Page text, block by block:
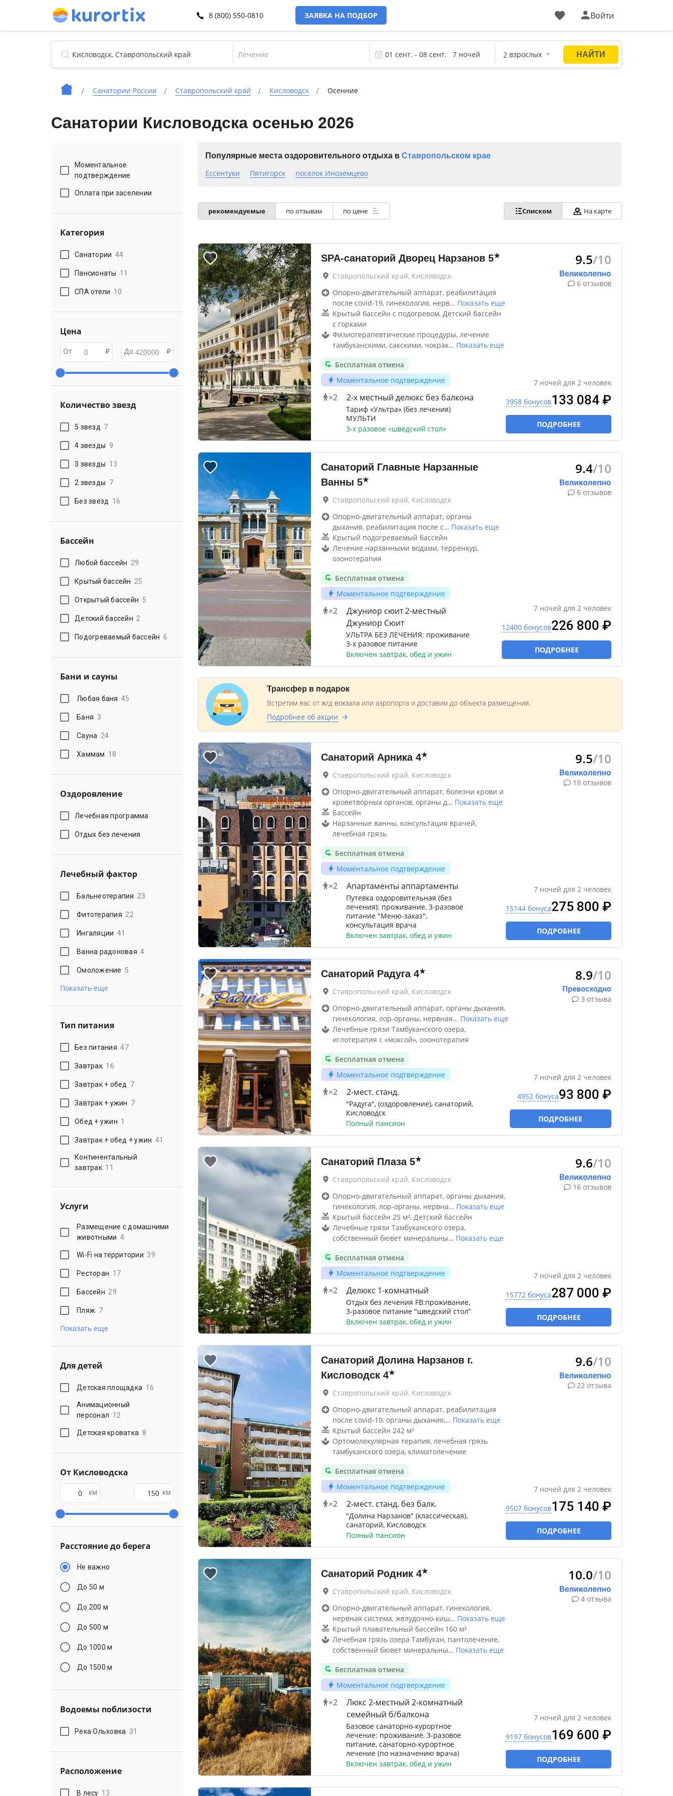
8 (800) 550-0810 ЗАЯВКА НА ПОДБОР Войти
Лечение
Санатории России Ставропольский край Кисловодск Осенние
Санатории Кисловодска осенью 2026
Моментальное
подтверждение
Оплата при заселении
Категория
Санатории 44
Пансионаты 11
СПА отели 10
Цена
От ₽ До ₽
Количество звезд
5 звезд 7
4 звезды 9
3 звезды 13
2 звезды 7
Без звезд 16
Бассейн
Любой бассейн 29
Крытый бассейн 25
Открытый бассейн 5
Детский бассейн 2
Подогреваемый бассейн 6
Бани и сауны
Любая баня 45
Баня 3
Сауна 24
Хаммам 18
Оздоровление
Лечебная программа
Отдых без лечения
Лечебный фактор
Бальнеотерапия 23
Фитотерапия 22
Ингаляции 41
Ванна радоновая 4
Омоложение 5
Показать еще
Тип питания
Без питания 47
Завтрак 16
Завтрак + обед 7
Завтрак + ужин 7
Обед + ужин 1
Завтрак + обед + ужин 41
Континентальный
завтрак 11
Услуги
Размещение с домашними
животными 4
Wi-Fi на территории 39
Ресторан 17
Бассейн 29
Пляж 7
Показать еще
Для детей
Детская площадка 16
Анимационный
персонал 12
Детская кроватка 8
От Кисловодска
км км
Расстояние до берега
Не важно
До 50 м
До 200 м
До 500 м
До 1000 м
До 1500 м
Водоемы поблизости
Река Ольховка 31
Расположение
В лесу 13
Популярные места оздоровительного отдыха в Ставропольском крае
Ессентуки Пятигорск поселок Иноземцево
рекомендуемые по отзывам по цене Списком На карте
SPA-санаторий Дворец Нарзанов 5★
Ставропольский край, Кисловодск
Опорно-двигательный аппарат, реабилитация
после covid-19, гинекология, нерв… Показать еще
Крытый бассейн с подогревом, Детский бассейн
с горками
Физиотерапевтические процедуры, лечение
тамбуканскими, сакскими, чокрак… Показать еще
Бесплатная отмена
Моментальное подтверждение
×2 2-x местный делюкс без балкона
Тариф «Ультра» (без лечения)
МУЛЬТИ
3-х разовое «шведский стол»
9.5/10
6 отзывов
7 ночей для 2 человек
3958 бонусов133 084 ₽
ПОДРОБНЕЕ
Санаторий Главные Нарзанные
Ванны 5★
Ставропольский край, Кисловодск
Опорно-двигательный аппарат, органы
дыхания, реабилитация после c… Показать еще
Крытый подогреваемый бассейн
Лечение нарзанными водами, терренкур,
озонотерапия
Бесплатная отмена
Моментальное подтверждение
×2
Джуниор сюит 2-местный
Джуниор Сюит
УЛЬТРА БЕЗ ЛЕЧЕНИЯ: проживание
3-х разовое питание
Включен завтрак, обед и ужин
9.4/10
6 отзывов
7 ночей для 2 человек
12400 бонусов226 800 ₽
ПОДРОБНЕЕ
Трансфер в подарок
Встретим вас от ж/д вокзала или аэропорта и доставим до объекта размещения.
Подробнее об акции
Санаторий Арника 4★
Ставропольский край, Кисловодск
Опорно-двигательный аппарат, болезни крови и
кроветворных органов, органы д… Показать еще
Бассейн
Нарзанные ванны, консультация врачей,
лечебная грязь
Бесплатная отмена
Моментальное подтверждение
×2 Апартаменты аппартаменты
Путевка оздоровительная (без
лечения): проживание, 3-разовое
питание "Меню-заказ",
консультация врача
Включен завтрак, обед и ужин
9.5/10
18 отзывов
7 ночей для 2 человек
15144 бонуса275 800 ₽
ПОДРОБНЕЕ
Санаторий Радуга 4★
Ставропольский край, Кисловодск
Опорно-двигательный аппарат, органы дыхания,
гинекология, лор-органы, нервная… Показать еще
Лечебные грязи Тамбуканского озера,
иглотерапия с «моксой», озонотерапия
Бесплатная отмена
Моментальное подтверждение
×2 2-мест. станд.
"Радуга", (оздоровление), санаторий,
Кисловодск
Полный пансион
8.9/10
3 отзыва
7 ночей для 2 человек
4952 бонуса93 800 ₽
ПОДРОБНЕЕ
Санаторий Плаза 5★
Ставропольский край, Кисловодск
Опорно-двигательный аппарат, органы дыхания,
гинекология, лор-органы, нервна… Показать еще
Крытый бассейн 25 м², Детский бассейн
Лечебные грязи Тамбуканского озера,
собственный бювет минеральны… Показать еще
Бесплатная отмена
Моментальное подтверждение
×2 Делюкс 1-комнатный
Отдых без лечения FB:проживание,
3-разовое питание "шведский стол"
Включен завтрак, обед и ужин
9.6/10
16 отзывов
7 ночей для 2 человек
15772 бонуса287 000 ₽
ПОДРОБНЕЕ
Санаторий Долина Нарзанов г.
Кисловодск 4★
Ставропольский край, Кисловодск
Опорно-двигательный аппарат, реабилитация
после covid-19, органы дыхания,… Показать еще
Крытый бассейн 242 м²
Ортомолекулярная терапия, лечебная грязь
тамбуканского озера, климатолечение
Бесплатная отмена
Моментальное подтверждение
×2 2-мест. станд. без балк.
"Долина Нарзанов" (классическая),
санаторий, Кисловодск
Полный пансион
9.6/10
22 отзыва
7 ночей для 2 человек
9507 бонусов175 140 ₽
ПОДРОБНЕЕ
Санаторий Родник 4★
Ставропольский край, Кисловодск
Опорно-двигательный аппарат, гинекология,
нервная система, желудочно-киш… Показать еще
Крытый плавательный бассейн 160 м²
Лечебная грязь озера Тамбукан, пантолечение,
собственный бювет минеральны… Показать еще
Бесплатная отмена
Моментальное подтверждение
×2
Люкс 2-местный 2-комнатный
семейный б/балкона
Базовое санаторно-курортное
лечение: проживание, 3-разовое
питание, санаторно-курортное
лечение (по назначению врача)
Включен завтрак, обед и ужин
10.0/10
4 отзыва
7 ночей для 2 человек
9197 бонусов169 600 ₽
ПОДРОБНЕЕ